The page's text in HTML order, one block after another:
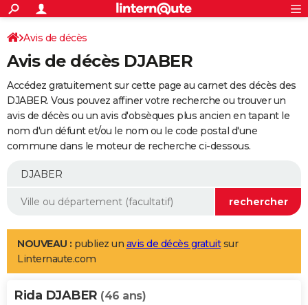
ACTUALITÉS
Politique
Société
Faits Divers
Education
Monde
Villes
+
SPORT
Coupe du monde 2026
Football
Tennis
Cyclisme
Rugby
Forum
Programme TV
TNT
Streaming
Cinéma
Sorties cinéma
Musique
+
FINANCE
Retraite
Epargne
Immobilier
Risques naturels par ville
Banque
Assurance
AUTO
Essais
Réserver un essai
Citadines
Berlines
SUV
Forum auto
+
Mobiles
Meilleur smartphone
Internet
Ordinateurs
Jeux vidéo
Guide high-tech
Aménagement intérieur
LIFESTYLE
Art de vivre
Bien-être
Loisirs
Mode
Modes de vie
Alimentation
Guide de la santé
Maladies
Médicaments
Sommeil
VOYAGE
Avis de décès
Avis de décès DJABER
Accédez gratuitement sur cette page au carnet des décès des
DJABER. Vous pouvez affiner votre recherche ou trouver un
avis de décès ou un avis d'obsèques plus ancien en tapant le
nom d'un défunt et/ou le nom ou le code postal d'une
commune dans le moteur de recherche ci-dessous.
NOUVEAU : publiez un avis de décès gratuitsur
Linternaute.com
Rida DJABER (46 ans)